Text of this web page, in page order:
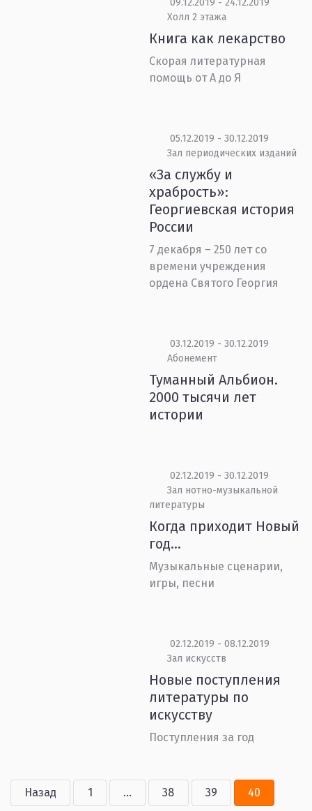
09.12.2019 - 24.12.2019
Холл 2 этажа
Книга как лекарство
Скорая литературная
помощь от А до Я
05.12.2019 - 30.12.2019
Зал периодических изданий
«За службу и
храбрость»:
Георгиевская история
России
7 декабря – 250 лет со
времени учреждения
ордена Святого Георгия
03.12.2019 - 30.12.2019
Абонемент
Туманный Альбион.
2000 тысячи лет
истории
02.12.2019 - 30.12.2019
Зал нотно-музыкальной
литературы
Когда приходит Новый
год…
Музыкальные сценарии,
игры, песни
02.12.2019 - 08.12.2019
Зал искусств
Новые поступления
литературы по
искусству
Поступления за год
Назад 1 ... 38 39 40